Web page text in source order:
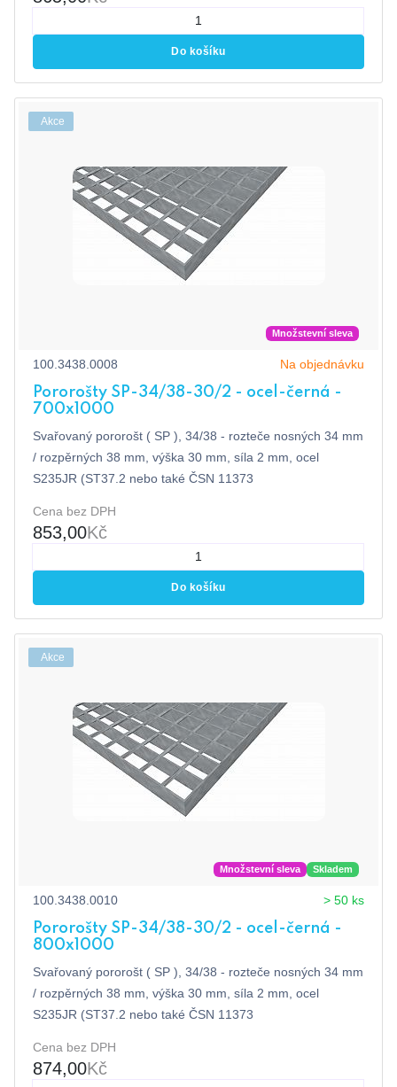
Do košíku
Akce
Množstevní sleva
100.3438.0008 Na objednávku
Pororošty SP-34/38-30/2 - ocel-černá -
700x1000
Svařovaný pororošt ( SP ), 34/38 - rozteče nosných 34 mm
/ rozpěrných 38 mm, výška 30 mm, síla 2 mm, ocel
S235JR (ST37.2 nebo také ČSN 11373
Cena bez DPH
853,00Kč
Do košíku
Akce
Množstevní sleva Skladem
100.3438.0010 > 50 ks
Pororošty SP-34/38-30/2 - ocel-černá -
800x1000
Svařovaný pororošt ( SP ), 34/38 - rozteče nosných 34 mm
/ rozpěrných 38 mm, výška 30 mm, síla 2 mm, ocel
S235JR (ST37.2 nebo také ČSN 11373
Cena bez DPH
874,00Kč